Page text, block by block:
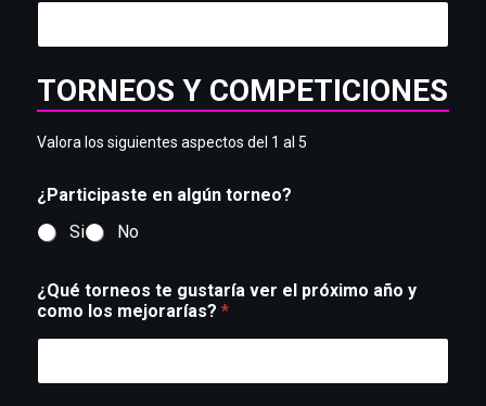
TORNEOS Y COMPETICIONES
Valora los siguientes aspectos del 1 al 5
¿Participaste en algún torneo?
Si
No
¿Qué torneos te gustaría ver el próximo año y
como los mejorarías? *